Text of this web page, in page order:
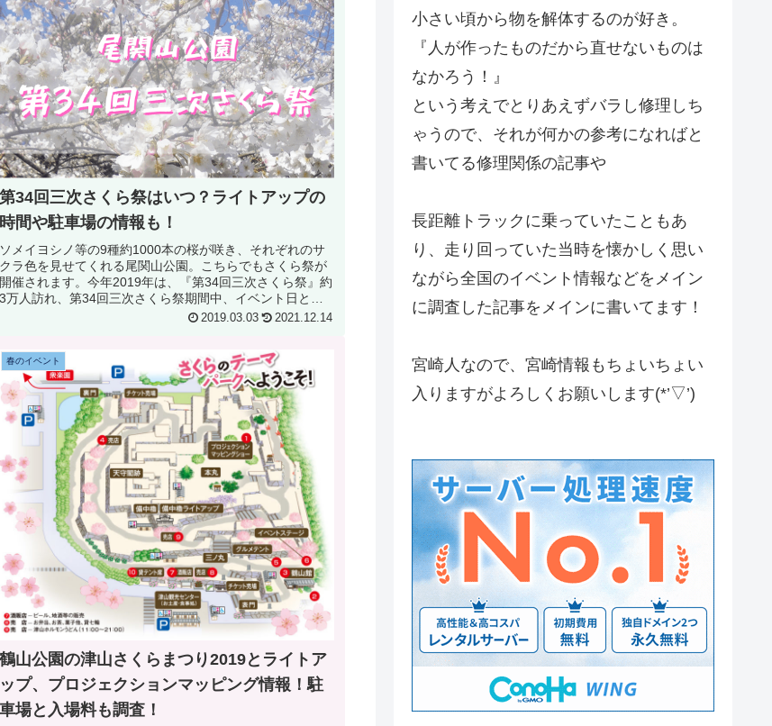
第34回三次さくら祭はいつ？ライトアップの
時間や駐車場の情報も！
ソメイヨシノ等の9種約1000本の桜が咲き、それぞれのサ
クラ色を見せてくれる尾関山公園。こちらでもさくら祭が
開催されます。今年2019年は、『第34回三次さくら祭』約
3万人訪れ、第34回三次さくら祭期間中、イベント日と町
2019.03.03 2021.12.14
春のイベント
鶴山公園の津山さくらまつり2019とライトア
ップ、プロジェクションマッピング情報！駐
車場と入場料も調査！
小さい頃から物を解体するのが好き。
『人が作ったものだから直せないものは
なかろう！』
という考えでとりあえずバラし修理しち
ゃうので、それが何かの参考になればと
書いてる修理関係の記事や
長距離トラックに乗っていたこともあ
り、走り回っていた当時を懐かしく思い
ながら全国のイベント情報などをメイン
に調査した記事をメインに書いてます！
宮崎人なので、宮崎情報もちょいちょい
入りますがよろしくお願いします(*’▽’)